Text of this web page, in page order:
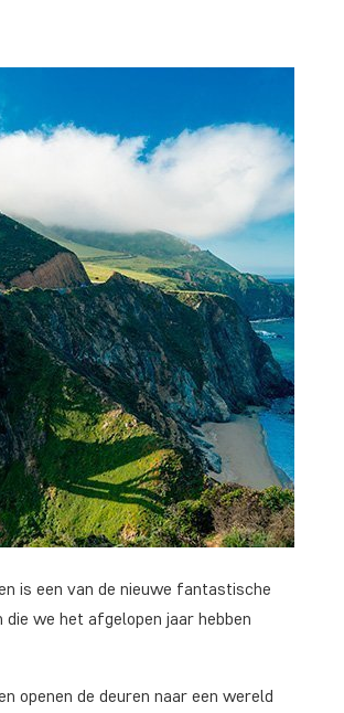
is een van de nieuwe fantastische
we het afgelopen jaar hebben
openen de deuren naar een wereld